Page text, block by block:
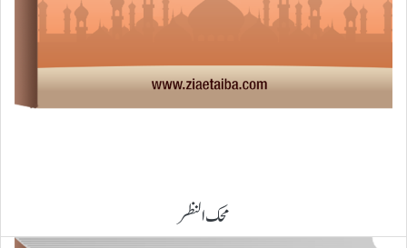
محک النظر